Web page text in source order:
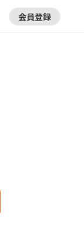
会員登録